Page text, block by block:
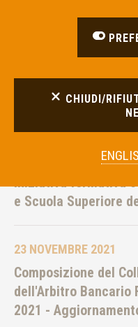
07 DICEMBRE 2021
Dati dell'ABF al 3°
Conferenza dei
24 NOVEMBRE 2021
Iniziativa formativa
e Scuola Superiore
23 NOVEMBRE 2021
Composizione del
dell'Arbitro Bancario
2021 -
CHIUDI/